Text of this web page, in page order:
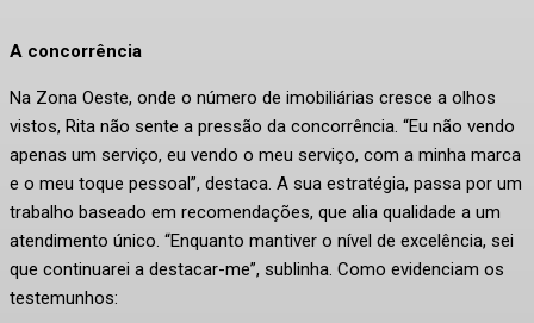
A concorrência
Na Zona Oeste, onde o número de imobiliárias cresce a olhos
vistos, Rita não sente a pressão da concorrência. “Eu não vendo
apenas um serviço, eu vendo o meu serviço, com a minha marca
e o meu toque pessoal”, destaca. A sua estratégia, passa por um
trabalho baseado em recomendações, que alia qualidade a um
atendimento único. “Enquanto mantiver o nível de excelência, sei
que continuarei a destacar-me”, sublinha. Como evidenciam os
testemunhos: